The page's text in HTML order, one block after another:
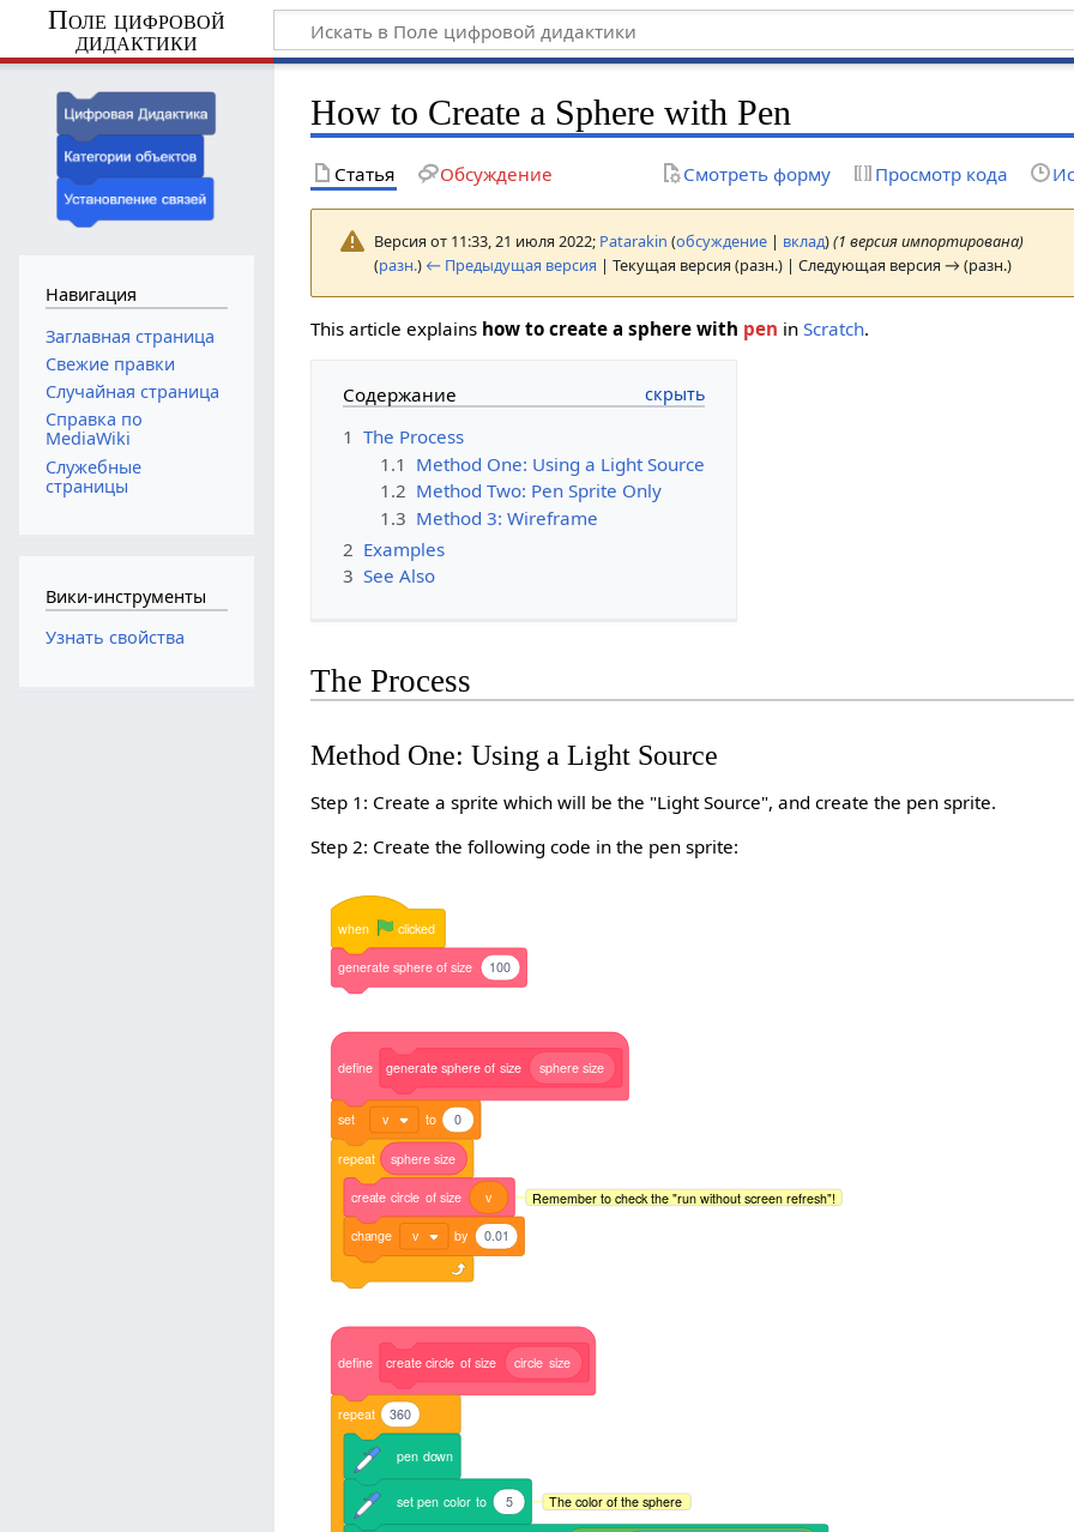
Поле цифровой
дидактики
How to Create a Sphere with Pen
Статья Обсуждение Смотреть форму Просмотр кода
Версия от 11:33, 21 июля 2022; Patarakin (обсуждение | вклад)(1 версия импортирована)
(разн.) ← Предыдущая версия | Текущая версия (разн.) | Следующая версия → (разн.)
This article explains how to create a sphere with pen inScratch.
Содержание
1 The Process
1.1 Method One: Using a Light Source
1.2 Method Two: Pen Sprite Only
1.3 Method 3: Wireframe
2 Examples
3 See Also
The Process
Method One: Using a Light Source
Step 1: Create a sprite which will be the "Light Source", and create the pen sprite.
Step 2: Create the following code in the pen sprite:
when clicked
generate sphere of size 100
define generate sphere of size sphere size
set v to 0
repeat sphere size
create circle of size v Remember to check the "run without screen refresh"!
change v by 0.01
define create circle of size circle size
repeat 360
pen down
set pen color to 5 The color of the sphere
Навигация
Заглавная страница
Свежие правки
Случайная страница
Справка по
MediaWiki
Служебные
страницы
Вики-инструменты
Узнать свойства